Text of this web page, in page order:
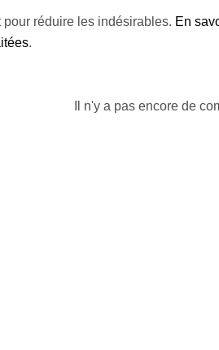
réduire les indésirables. En
.
Il n'y a pas encore de